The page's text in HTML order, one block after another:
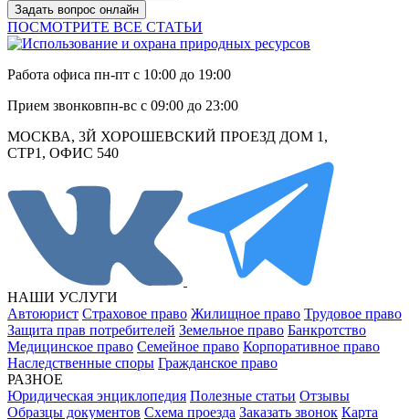
Задать вопрос онлайн
ПОСМОТРИТЕ ВСЕ СТАТЬИ
Работа офиса пн-пт с 10:00 до 19:00
Прием звонковпн-вс с 09:00 до 23:00
МОСКВА, 3Й ХОРОШЕВСКИЙ ПРОЕЗД ДОМ 1,
СТР1, ОФИС 540
НАШИ УСЛУГИ
Автоюрист Страховое право Жилищное право Трудовое право
Защита прав потребителей Земельное право Банкротство
Медицинское право Семейное право Корпоративное право
Наследственные споры Гражданское право
РАЗНОЕ
Юридическая энциклопедия Полезные статьи Отзывы
Образцы документов Схема проезда Заказать звонок Карта